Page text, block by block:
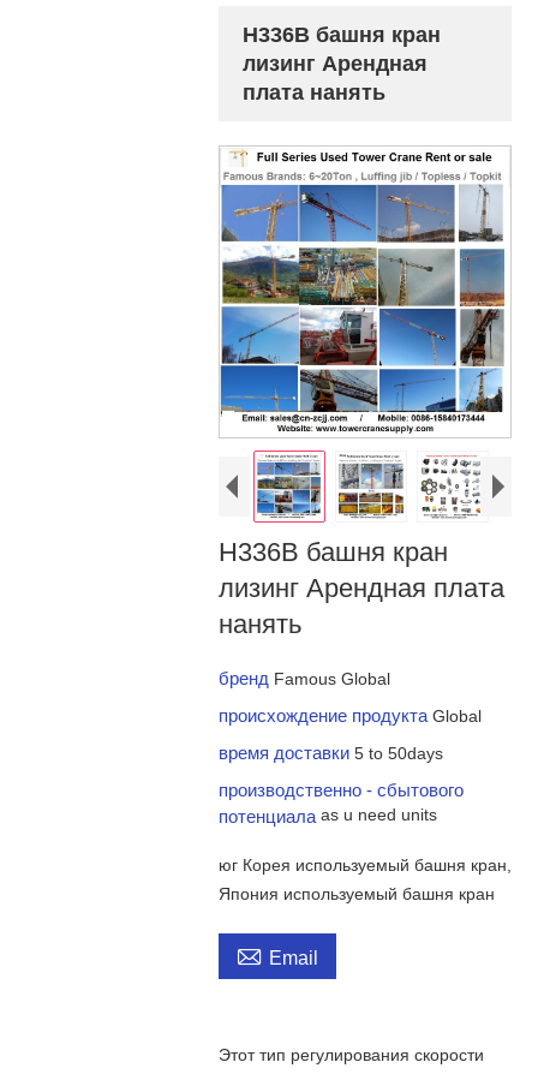
H336B башня кран
лизинг Арендная
плата нанять
H336B башня кран
лизинг Арендная плата
нанять
бренд Famous Global
происхождение продуктаGlobal
время доставки5 to 50days
производственно - сбытового
потенциалаas u need units
юг Корея используемый башня кран,
Япония используемый башня кран
 Email
Этот тип регулирования скорости